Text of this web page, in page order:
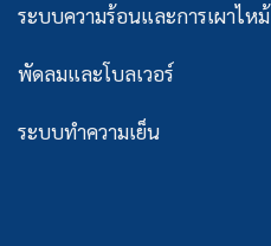
ระบบความร้อนและการเผาไหม้
พัดลมและโบลเวอร์
ระบบทำความเย็น